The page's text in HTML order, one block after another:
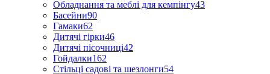
Обладнання та меблі для кемпінгу43
Басейни90
Гамаки62
Дитячі гірки46
Дитячі пісочниці42
Гойдалки162
Стільці садові та шезлонги54